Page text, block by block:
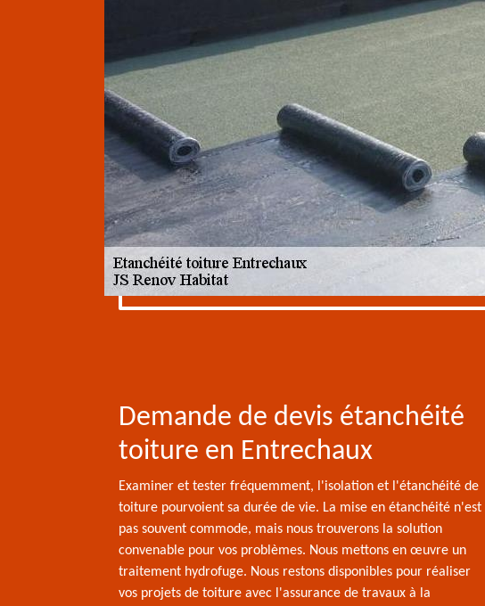
Demande de devis étanchéité
toiture en Entrechaux
Examiner et tester fréquemment, l'isolation et l'étanchéité de
toiture pourvoient sa durée de vie. La mise en étanchéité n'est
pas souvent commode, mais nous trouverons la solution
convenable pour vos problèmes. Nous mettons en œuvre un
traitement hydrofuge. Nous restons disponibles pour réaliser
vos projets de toiture avec l'assurance de travaux à la